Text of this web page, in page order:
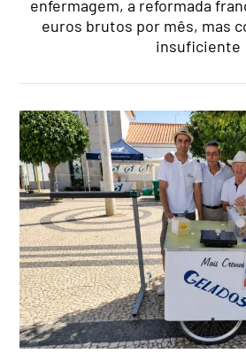
enfermagem, a reformada
euros brutos por mês, mas
insuficiente